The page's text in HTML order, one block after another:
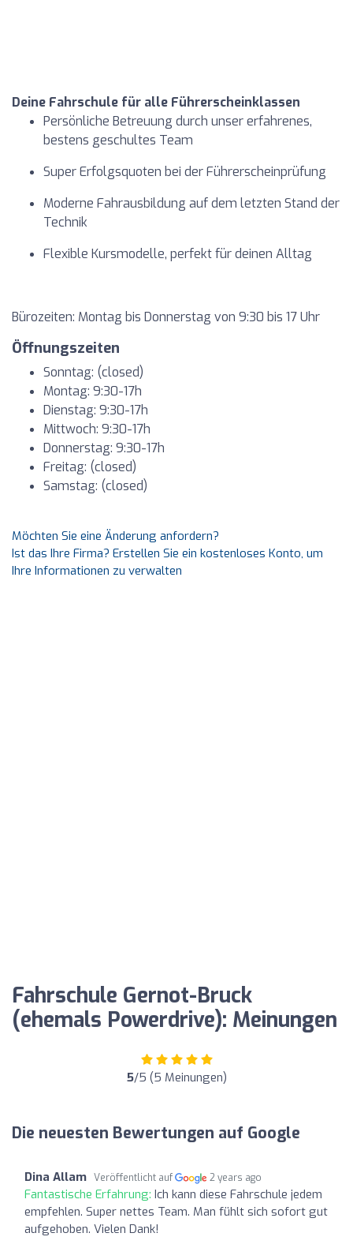
Deine Fahrschule für alle Führerscheinklassen
Persönliche Betreuung durch unser erfahrenes,
bestens geschultes Team
Super Erfolgsquoten bei der Führerscheinprüfung
Moderne Fahrausbildung auf dem letzten Stand der
Technik
Flexible Kursmodelle, perfekt für deinen Alltag
Bürozeiten: Montag bis Donnerstag von 9:30 bis 17 Uhr
Öffnungszeiten
Sonntag: (closed)
Montag: 9:30-17h
Dienstag: 9:30-17h
Mittwoch: 9:30-17h
Donnerstag: 9:30-17h
Freitag: (closed)
Samstag: (closed)
Möchten Sie eine Änderung anfordern?
Ist das Ihre Firma? Erstellen Sie ein kostenloses Konto, um
Ihre Informationen zu verwalten
Fahrschule Gernot-Bruck
(ehemals Powerdrive): Meinungen
5/5 (5 Meinungen)
Die neuesten Bewertungen auf Google
Dina Allam Veröffentlicht auf 2 years ago
Fantastische Erfahrung: Ich kann diese Fahrschule jedem
empfehlen. Super nettes Team. Man fühlt sich sofort gut
aufgehoben. Vielen Dank!